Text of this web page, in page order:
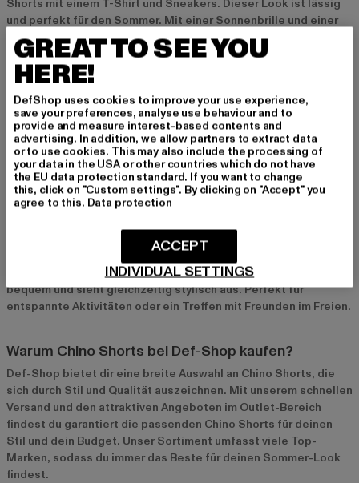
Shorts mit einem T-Shirt und Sneakers. Dieser Look ist lässig
und perfekt für den Sommer. Mit einer Sonnenbrille und einer
leichten Tasche rundest du das Outfit ab und bleibst cool und
komfortabel zugleich.
Sommerlicher Chic mit Hemd und Loafern
Ein eleganter Sommerlook gelingt dir mit einem Hemd und
Loafern zu deinen Chino Shorts. Diese Kombination ist ideal für
schickere Anlässe oder auch ein sommerliches Dinner.
Besonders gut passen dazu Accessoires wie eine Uhr oder ein
Ledergürtel, die dem Outfit eine edle Note verleihen.
Sportlicher Style mit Poloshirt und Slip-Ons
Für einen sportlich-eleganten Look kombinierst du deine Chino
Shorts mit einem Poloshirt und Slip-Ons. Dieser Style ist
bequem und sieht gleichzeitig stylisch aus. Perfekt für
entspannte Aktivitäten oder ein Treffen mit Freunden im Freien.
Warum Chino Shorts bei Def-Shop kaufen?
Def-Shop bietet dir eine breite Auswahl an Chino Shorts, die
sich durch Stil und Qualität auszeichnen. Mit unserem schnellen
Versand und den attraktiven Angeboten im Outlet-Bereich
findest du garantiert die passenden Chino Shorts für deinen
Stil und dein Budget. Unser Sortiment umfasst viele Top-
Marken, sodass du immer das Beste für deinen Sommer-Look
findest.
GREAT TO SEE YOU
HERE!
DefShop uses cookies to improve your use experience,
save your preferences, analyse use behaviour and to
provide and measure interest-based contents and
advertising. In addition, we allow partners to extract data
or to use cookies. This may also include the processing of
your data in the USA or other countries which do not have
the EU data protection standard. If you want to change
this, click on "Custom settings". By clicking on "Accept" you
agree to this. Data protection
INDIVIDUAL SETTINGS
ACCEPT